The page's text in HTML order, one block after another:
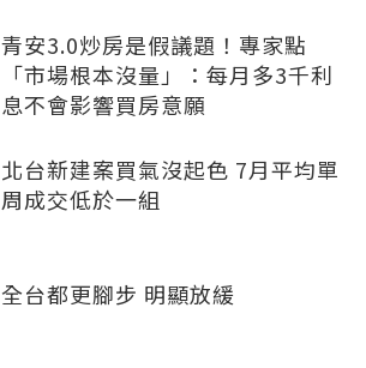
青安3.0炒房是假議題！專家點
「市場根本沒量」：每月多3千利
息不會影響買房意願
北台新建案買氣沒起色 7月平均單
周成交低於一組
全台都更腳步 明顯放緩